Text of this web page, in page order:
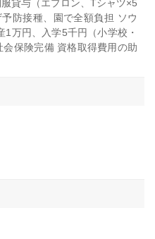
貸与（エプロン、Tシャツ×5
防接種、園で全額負担 ソウ
万円、入学5千円（小学校・
保険完備 資格取得費用の助